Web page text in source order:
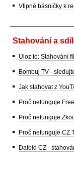
Vtipné básničky k
Stahování a
Uloz.to: Stahování
Bombuj TV -
Jak stahovat z
Proč nefunguje
Proč nefunguje
Proč nefunguje CZ
Datoid CZ -